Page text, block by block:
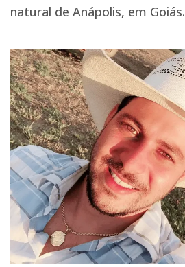
natural de Anápolis, em Goiás.